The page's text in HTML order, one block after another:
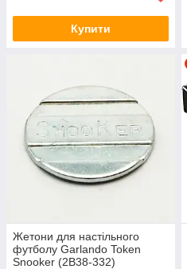
Купити
Жетони для настільного
футболу Garlando Token
Snooker (2B38-332)